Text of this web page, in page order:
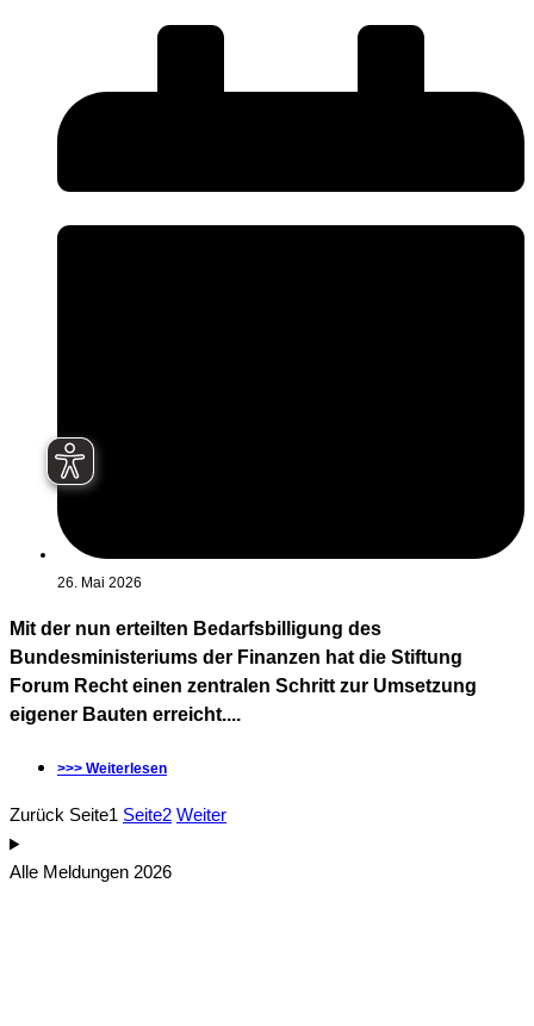
26. Mai 2026
Mit der nun erteilten Bedarfsbilligung des
Bundesministeriums der Finanzen hat die Stiftung
Forum Recht einen zentralen Schritt zur Umsetzung
eigener Bauten erreicht....
>>> Weiterlesen
Zurück Seite1 Seite2 Weiter
Alle Meldungen 2026